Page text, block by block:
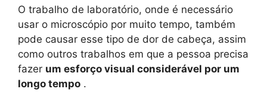
O trabalho de laboratório, onde é necessário
usar o microscópio por muito tempo, também
pode causar esse tipo de dor de cabeça, assim
como outros trabalhos em que a pessoa precisa
fazer um esforço visual considerável por um
longo tempo .